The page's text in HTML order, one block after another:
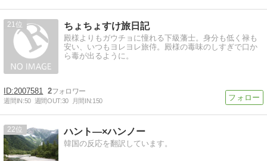
21 ちょちょすけ旅日記
殿様よりもガウチョに憧れる下級藩士。身分も低く禄も
安い、いつもヨレヨレ旅侍。殿様の毒味のしすぎで口か
ら毒が出るように。
2007581 2
週間IN:50 週間OUT:30 月間IN:150
22 ハント―×ハンノー
韓国の反応を翻訳しています。